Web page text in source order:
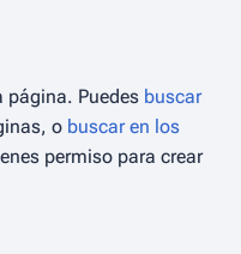
página. Puedes buscar
o buscar en los
permiso para crear